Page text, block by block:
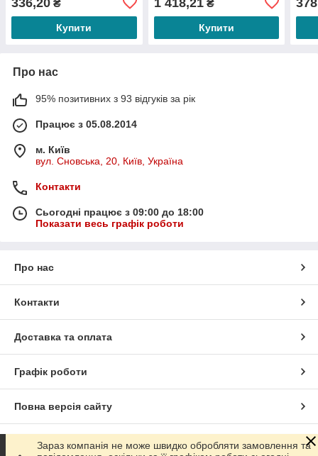
₴
Купити
₴
Купити
Про нас
95% позитивних з 93 відгуків за рік
Працює з 05.08.2014
м. Київ
вул. Сновська, 20, Київ, Україна
Контакти
Сьогодні працює з 09:00 до 18:00
Показати весь графік роботи
Про нас
Контакти
Доставка та оплата
Графік роботи
Повна версія сайту
Сайт створено на маркетплейсі Prom.ua
Зараз компанія не може швидко обробляти замовлення та